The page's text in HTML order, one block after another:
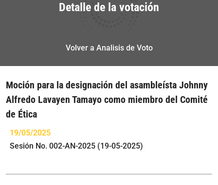
Detalle de la votación
Volver a Analisis de Voto
Moción para la designación del asambleísta Johnny
Alfredo Lavayen Tamayo como miembro del Comité
de Ética
19/05/2025
Sesión No. 002-AN-2025 (19-05-2025)